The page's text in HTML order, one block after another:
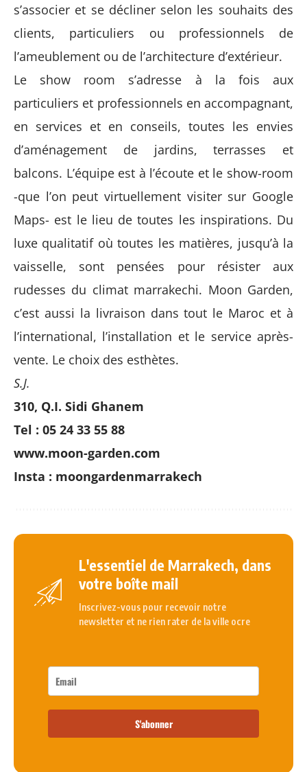
s’associer et se décliner selon les souhaits des
clients, particuliers ou professionnels de
l’ameublement ou de l’architecture d’extérieur.
Le show room s’adresse à la fois aux
particuliers et professionnels en accompagnant,
en services et en conseils, toutes les envies
d’aménagement de jardins, terrasses et
balcons. L’équipe est à l’écoute et le show-room
-que l’on peut virtuellement visiter sur Google
Maps- est le lieu de toutes les inspirations. Du
luxe qualitatif où toutes les matières, jusqu’à la
vaisselle, sont pensées pour résister aux
rudesses du climat marrakechi. Moon Garden,
c’est aussi la livraison dans tout le Maroc et à
l’international, l’installation et le service après-
vente. Le choix des esthètes.
S.J.
310, Q.I. Sidi Ghanem
Tel : 05 24 33 55 88
www.moon-garden.com
Insta : moongardenmarrakech
L'essentiel de Marrakech, dans
votre boîte mail
Inscrivez-vous pour recevoir notre
newsletter et ne rien rater de la ville ocre
S'abonner